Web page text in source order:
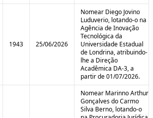
1943 25/06/2026
Nomear Diego Jovino
Luduverio, lotando-o na
Agência de Inovação
Tecnológica da
Universidade Estadual
de Londrina, atribuindo-
lhe a Direção
Acadêmica DA-3, a
partir de 01/07/2026.
Nomear Marinno Arthur
Gonçalves do Carmo
Silva Berno, lotando-o